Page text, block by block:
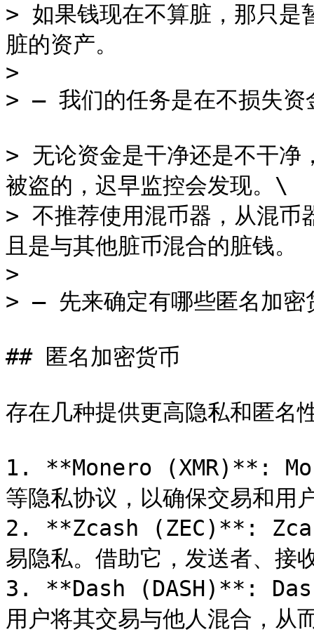
> 如果钱现在不算脏，那只是
脏的资产。
>
> — 我们的任务是在不损失资
> 无论资金是干净还是不干净
被盗的，迟早监控会发现。\
> 不推荐使用混币器，从混
且是与其他脏币混合的脏钱。
>
> — 先来确定有哪些匿名加密
## 匿名加密货币
存在几种提供更高隐私和匿名
1. **Monero (XMR)**:
等隐私协议，以确保交易和用
2. **Zcash (ZEC)**:
易隐私。借助它，发送者、接
3. **Dash (DASH)**:
用户将其交易与他人混合，从